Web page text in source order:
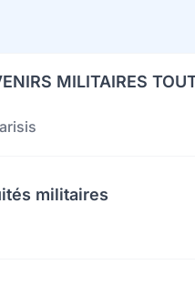
MILITAIRES
militaires